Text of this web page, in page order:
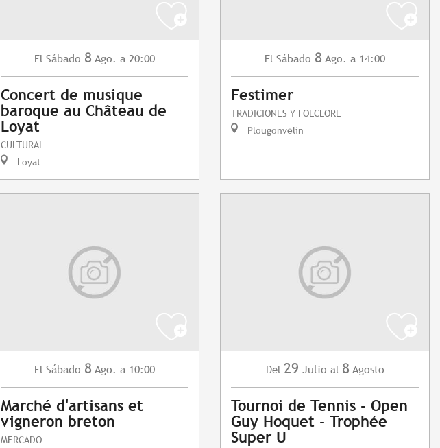
El Sábado 8 Ago. a 20:00
Concert de musique
baroque au Château de
Loyat
CULTURAL
Loyat
El Sábado 8 Ago. a 14:00
Festimer
TRADICIONES Y FOLCLORE
Plougonvelin
El Sábado 8 Ago. a 10:00
Marché d'artisans et
vigneron breton
MERCADO
Del 29 Julio al 8 Agosto
Tournoi de Tennis - Open
Guy Hoquet - Trophée
Super U